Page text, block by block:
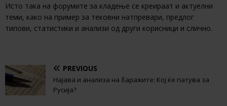
Исто така на форумите за кладење се креираат и актуелни
теми, како на пример за тековни натпревари, предлог
типови, статистики и анализи од други корисници и слично.
PREVIOUS
Најава и анализа на баражите: Кој ќе патува за
Русија?